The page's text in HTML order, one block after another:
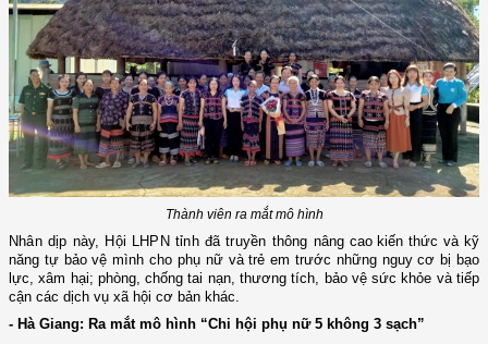
Thành viên ra mắt mô hình
Nhân dịp này, Hội LHPN tỉnh đã truyền thông nâng cao kiến thức và kỹ
năng tự bảo vệ mình cho phụ nữ và trẻ em trước những nguy cơ bị bạo
lực, xâm hại; phòng, chống tai nạn, thương tích, bảo vệ sức khỏe và tiếp
cận các dịch vụ xã hội cơ bản khác.
- Hà Giang: Ra mắt mô hình “Chi hội phụ nữ 5 không 3 sạch”